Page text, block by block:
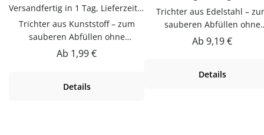
Versandfertig in 1 Tag, Lieferzeit 1-3 Tage
Trichter aus Kunststoff – zum
sauberen Abfüllen ohne
KleckernTrichter zum sauberen
Vorrat und Haushalt – passend zu
Regulärer Preis:
Ab 1,99 €
Details
Trichter aus Edelstahl – zum
sauberen Abfüllen ohne
KleckernTrichter zum
Vorrat und Haushalt –
Regulärer Preis:
Ab 9,19 €
Details